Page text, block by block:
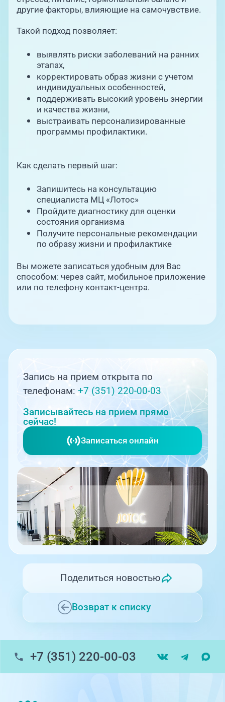
другие факторы, влияющие на самочувствие.
Такой подход позволяет:
выявлять риски заболеваний на ранних
этапах,
корректировать образ жизни с учетом
индивидуальных особенностей,
поддерживать высокий уровень энергии
и качества жизни,
выстраивать персонализированные
программы профилактики.
Как сделать первый шаг:
Запишитесь на консультацию
специалиста МЦ «Лотос»
Пройдите диагностику для оценки
состояния организма
Получите персональные рекомендации
по образу жизни и профилактике
Вы можете записаться удобным для Вас
способом: через сайт, мобильное приложение
или по телефону контакт-центра.
Запись на прием открыта по
телефонам:+7 (351) 220-00-03
Записывайтесь на прием прямо
сейчас!
Записаться онлайн
Возврат к списку
Поделиться новостью
+7 (351) 220-00-03